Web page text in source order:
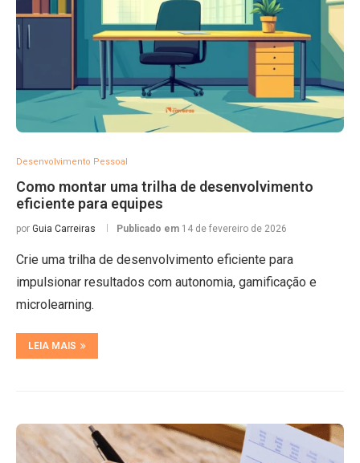
Desenvolvimento Pessoal
Como montar uma trilha de desenvolvimento
eficiente para equipes
por Guia Carreiras Publicado em 14 de fevereiro de 2026
Crie uma trilha de desenvolvimento eficiente para
impulsionar resultados com autonomia, gamificação e
microlearning.
LEIA MAIS